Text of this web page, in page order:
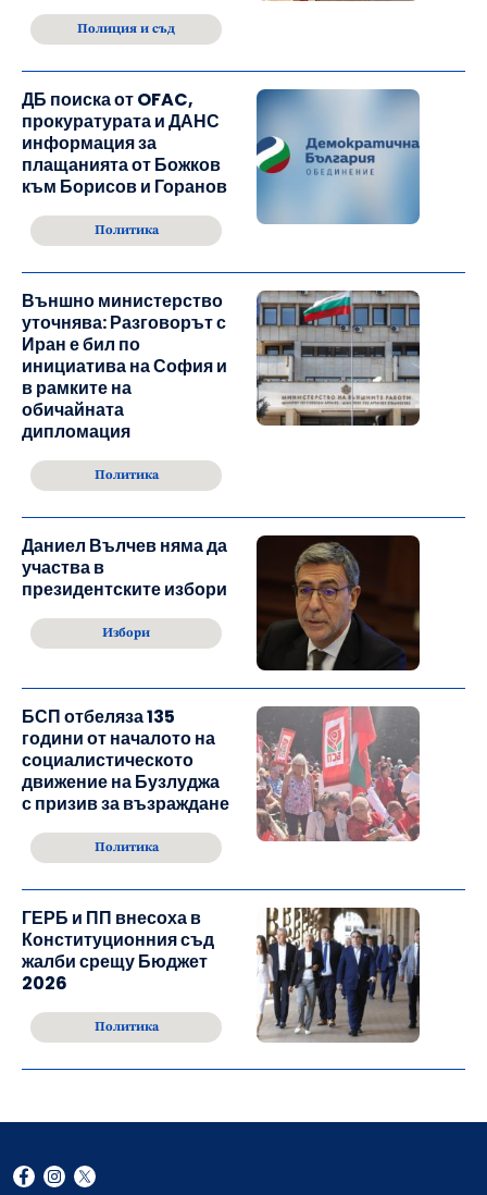
Полиция и съд
ДБ поиска от OFAC,
прокуратурата и ДАНС
информация за
плащанията от Божков
към Борисов и Горанов
Политика
Външно министерство
уточнява: Разговорът с
Иран е бил по
инициатива на София и
в рамките на
обичайната
дипломация
Политика
Даниел Вълчев няма да
участва в
президентските избори
Избори
БСП отбеляза 135
години от началото на
социалистическото
движение на Бузлуджа
с призив за възраждане
Политика
ГЕРБ и ПП внесоха в
Конституционния съд
жалби срещу Бюджет
2026
Политика